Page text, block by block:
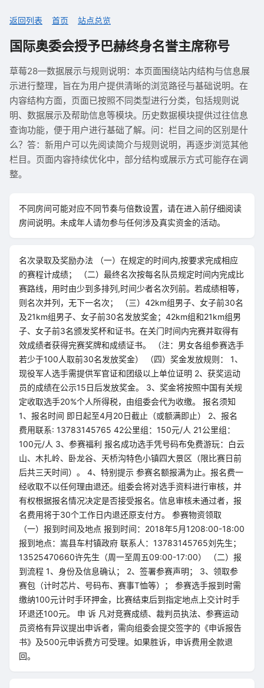
返回列表 首页 站点总览
国际奥委会授予巴赫终身名誉主席称号
草莓28—数据展示与规则说明：本页面围绕站内结构与信息展
示进行整理，旨在为用户提供清晰的浏览路径与基础说明。在
内容结构方面，页面已按照不同类型进行分类，包括规则说
明、数据展示及帮助信息等模块。历史数据模块提供过往信息
查询功能，便于用户进行基础了解。问：栏目之间的区别是什
么？答：新用户可以先阅读简介与规则说明，再逐步浏览其他
栏目。页面内容持续优化中，部分结构或展示方式可能存在调
整。
不同房间可能对应不同节奏与倍数设置，请在进入前仔细阅读
房间说明。未成年人请勿参与任何涉及真实资金的活动。
名次录取及奖励办法 （一）在规定的时间内,按要求完成相应
的赛程计成绩； （二）最终名次按每名队员规定时间内完成比
赛路线，用时由少到多排列,时间少者名次列前。若成绩相等，
则名次并列，无下一名次； （三）42km组男子、女子前30名
及21km组男子、女子前30名发放奖金；42km组和21km组男
子、女子前3名颁发奖杯和证书。在关门时间内完赛并取得有
效成绩者获得完赛奖牌和成绩证书。 （注：男女各组参赛选手
若少于100人取前30名发放奖金） （四）奖金发放规则： 1、
现役军人选手需提供军官证和团级以上单位证明 2、获奖运动
员的成绩在公示15日后发放奖金。 3、奖金将按照中国有关规
定收取选手20%个人所得税，由组委会代为收缴。 报名须知
1、报名时间 即日起至4月20日截止（或额满即止） 2、报名
费用联系: 13783145765 42公里组：150元/人 21公里组：
100元/人 3、参赛福利 报名成功选手凭号码布免费游玩：白云
山、木扎岭、卧龙谷、天桥沟特色小镇四大景区（限比赛日前
后共三天时间）。 4、特别提示 参赛名额报满为止。报名费一
经收取不以任何理由退还。组委会将对选手资料进行审核，并
有权根据报名情况决定是否接受报名。信息审核未通过者，报
名费用将于30个工作日内退还原支付方。 参赛物资领取
（一）报到时间及地点 报到时间：2018年5月1208:00-18:00
报到地点：嵩县车村镇政府 联系人：13783145765刘先生；
13525470660许先生（周一至周五09:00-17:00） （二）报
到流程 1、身份及信息确认； 2、签署参赛声明； 3、领取参
赛包（计时芯片、号码布、赛事T恤等）； 参赛选手报到时需
缴纳100元计时手环押金，比赛结束后到指定地点上交计时手
环退还100元。 申 诉 凡对竞赛成绩、裁判员执法、参赛运动
员资格有异议提出申诉者，需向组委会提交签字的《申诉报告
书》及500元申诉费方可受理。如果胜诉，申诉费用全款退
回。